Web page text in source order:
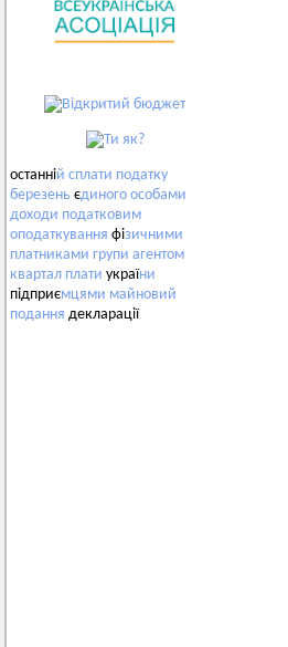
останній сплати податку
березень єдиного особами
доходи податковим
оподаткування фізичними
платниками групи агентом
квартал плати україни
підприємцями майновий
подання декларації